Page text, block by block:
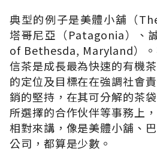
典型的例子是美體小舖（
塔哥尼亞（Patagonia）、
of Bethesda, Maryland）。
信茶是成長最為快速的有機
的定位及目標在在強調社會
銷的堅持，在其可分解的茶
所選擇的合作伙伴等事務上
相對來講，像是美體小舖、
公司，都算是少數。